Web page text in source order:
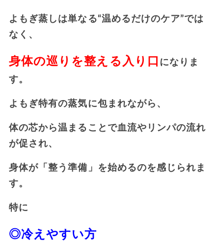
よもぎ蒸しは単なる“温めるだけのケア”では
なく、
身体の巡りを整える入り口 になりま
す。
よもぎ特有の蒸気に包まれながら、
体の芯から温まることで血流やリンパの流れ
が促され、
身体が「整う準備」を始めるのを感じられま
す。
特に
◎冷えやすい方